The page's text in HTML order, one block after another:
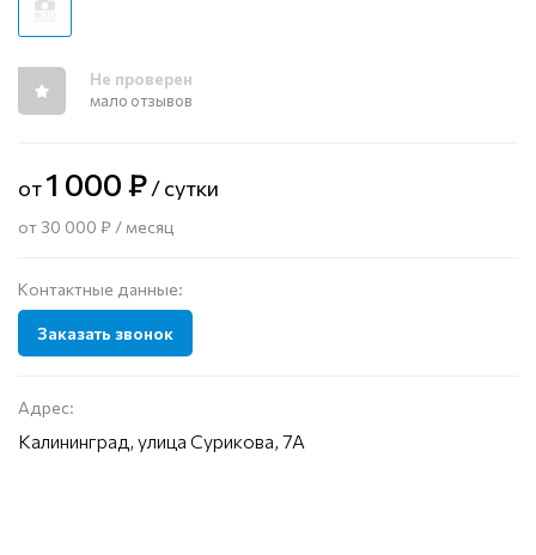
Не проверен
мало отзывов
от1 000 ₽/ сутки
от 30 000 ₽ / месяц
Контактные данные:
Заказать звонок
Адрес:
Калининград, улица Сурикова, 7А